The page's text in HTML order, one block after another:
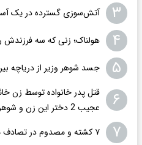
۳ ​​​​​​​آتش‌سوزی گسترده در یک
۴ هولناک؛ زنی که سه فرزندش
۵ جسد شوهر وزیر از دریاچه
۶
قتل پدر خانواده توسط
عجیب 2 دختر این زن و شوهر
۷ ۷ کشته و مصدوم در تصادف مرگبار در اصفهان